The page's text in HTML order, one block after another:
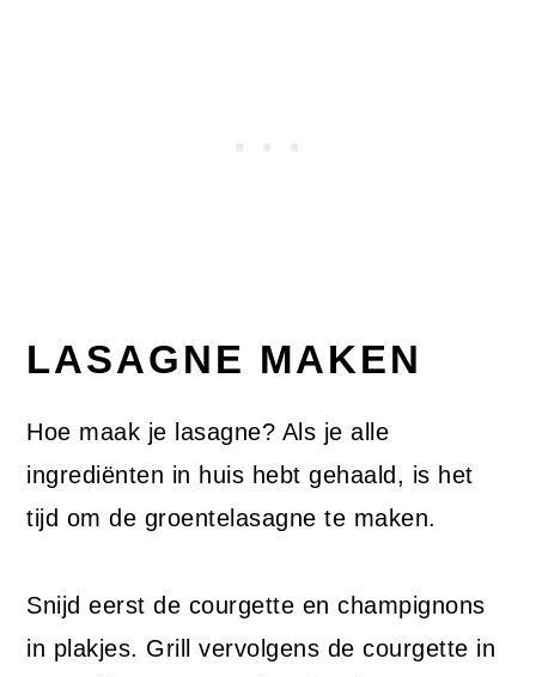
LASAGNE MAKEN
Hoe maak je lasagne? Als je alle
ingrediënten in huis hebt gehaald, is het
tijd om de groentelasagne te maken.
Snijd eerst de courgette en champignons
in plakjes. Grill vervolgens de courgette in